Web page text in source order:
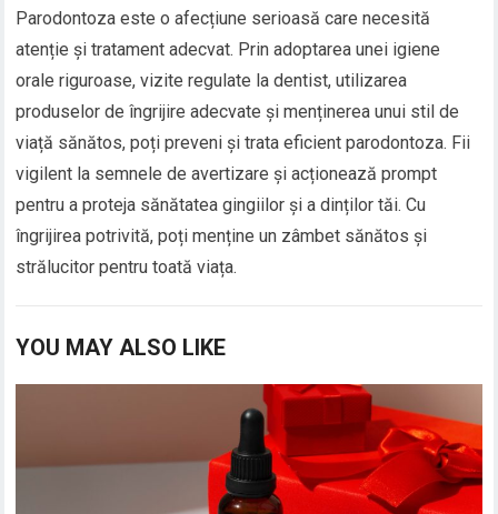
Parodontoza este o afecțiune serioasă care necesită
atenție și tratament adecvat. Prin adoptarea unei igiene
orale riguroase, vizite regulate la dentist, utilizarea
produselor de îngrijire adecvate și menținerea unui stil de
viață sănătos, poți preveni și trata eficient parodontoza. Fii
vigilent la semnele de avertizare și acționează prompt
pentru a proteja sănătatea gingiilor și a dinților tăi. Cu
îngrijirea potrivită, poți menține un zâmbet sănătos și
strălucitor pentru toată viața.
YOU MAY ALSO LIKE